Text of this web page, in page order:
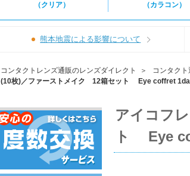
（クリア）
（カラコン）
熊本地震による影響について
コンタクトレンズ通販のレンズダイレクト ＞ コンタク
(10枚)／ファーストメイク 12箱セット Eye coffret
アイコフ
ト Eye